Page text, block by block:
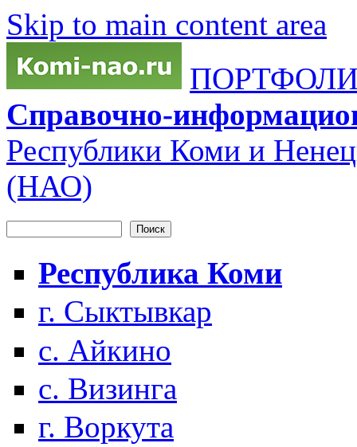
Skip to main content area
Справочно-
Республики Коми и
(НАО)
Форма поиска
Республика Коми
г. Сыктывкар
с. Айкино
с. Визинга
г. Воркута